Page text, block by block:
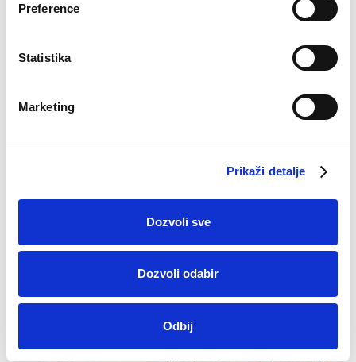
Preference
Statistika
Marketing
Prikaži detalje
Dozvoli sve
Dozvoli odabir
Odbij
Besplatan
Brzo, lako,
gotovo!
Naša Preporuka